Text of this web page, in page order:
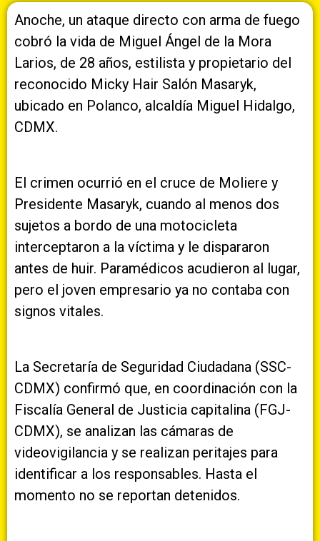
Anoche, un ataque directo con arma de fuego
cobró la vida de Miguel Ángel de la Mora
Larios, de 28 años, estilista y propietario del
reconocido Micky Hair Salón Masaryk,
ubicado en Polanco, alcaldía Miguel Hidalgo,
CDMX.
El crimen ocurrió en el cruce de Moliere y
Presidente Masaryk, cuando al menos dos
sujetos a bordo de una motocicleta
interceptaron a la víctima y le dispararon
antes de huir. Paramédicos acudieron al lugar,
pero el joven empresario ya no contaba con
signos vitales.
La Secretaría de Seguridad Ciudadana (SSC-
CDMX) confirmó que, en coordinación con la
Fiscalía General de Justicia capitalina (FGJ-
CDMX), se analizan las cámaras de
videovigilancia y se realizan peritajes para
identificar a los responsables. Hasta el
momento no se reportan detenidos.